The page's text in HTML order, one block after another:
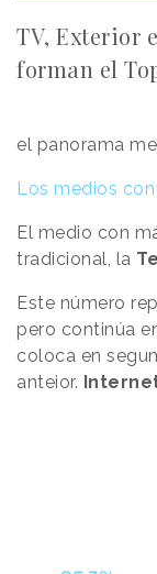
TV, Exterior
forman el
el panorama
Los medios
El medio con
tradicional, la
Este número
pero continúa
coloca en
anteior.